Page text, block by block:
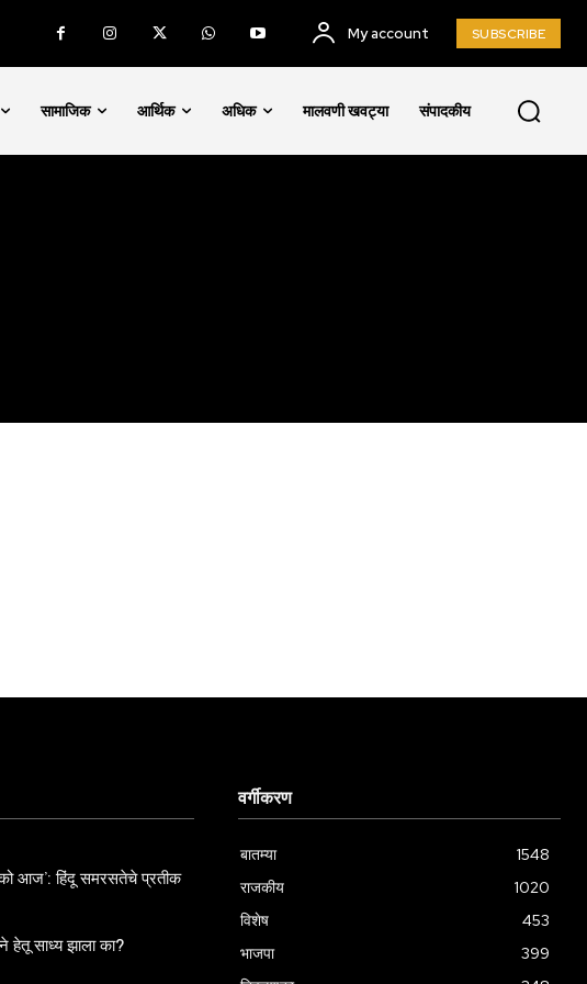
SUBSCRIBE
read and accept thePrivacy Policy.
My account SUBSCRIBE
सामाजिक आर्थिक अधिक मालवणी खवट्या संपादकीय
आज’: हिंदू समरसतेचे प्रतीक
हेतू साध्य झाला का?
वर्गीकरण
बातम्या
1548
राजकीय
1020
विशेष
453
भाजपा
399